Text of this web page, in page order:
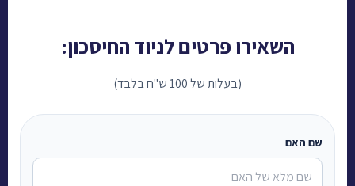
השאירו פרטים לניוד החיסכון:
(בעלות של 100 ש"ח בלבד)
שם האם